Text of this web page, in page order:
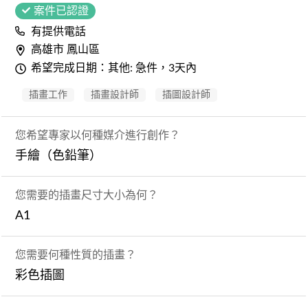
案件已認證
有提供電話
高雄市 鳳山區
希望完成日期：其他: 急件，3天內
插畫工作 插畫設計師 插圖設計師
您希望專家以何種媒介進行創作？
手繪（色鉛筆）
您需要的插畫尺寸大小為何？
A1
您需要何種性質的插畫？
彩色插圖